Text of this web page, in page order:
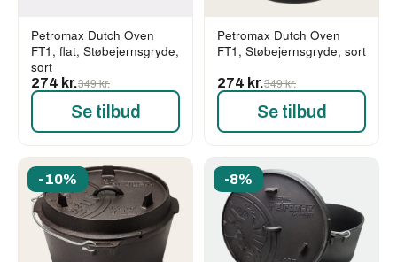
Petromax Dutch Oven
FT1, flat, Støbejernsgryde,
sort
274 kr.349 kr.
Se tilbud
Petromax Dutch Oven
FT1, Støbejernsgryde, sort
274 kr.349 kr.
Se tilbud
-10% -8%